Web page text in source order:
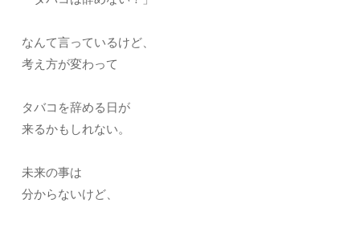
なんて言っているけど、
考え方が変わって
タバコを辞める日が
来るかもしれない。
未来の事は
分からないけど、